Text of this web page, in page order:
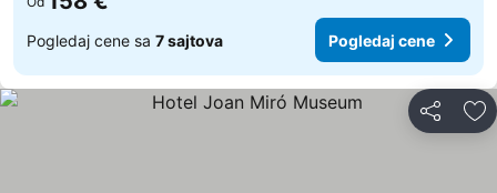
Pogledaj cene sa 7 sajtova Pogledaj cene
Deli